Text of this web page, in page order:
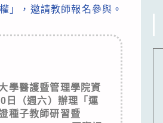
」，邀請教師報名參與。
學醫護暨管理學院資
日（週六）辦理「運
種子教師研習暨